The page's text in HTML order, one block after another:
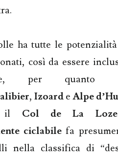
ha tutte le
così da essere
per
,IzoardeAlpe
il Col de La Loze
ciclabilefa
nella classifica di